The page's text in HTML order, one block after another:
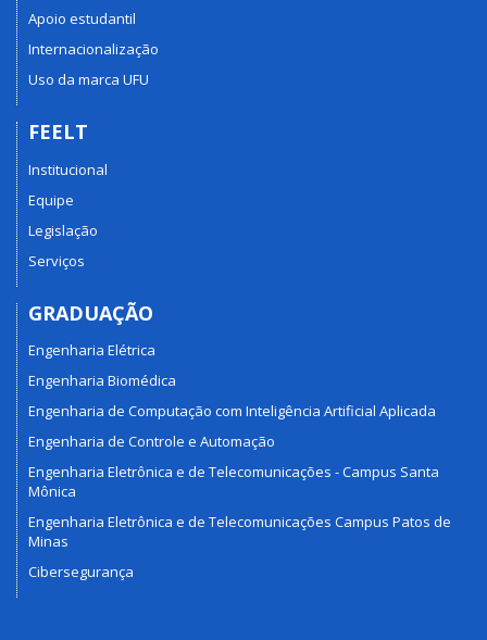
Apoio estudantil
Internacionalização
Uso da marca UFU
FEELT
Institucional
Equipe
Legislação
Serviços
GRADUAÇÃO
Engenharia Elétrica
Engenharia Biomédica
Engenharia de Computação com Inteligência Artificial Aplicada
Engenharia de Controle e Automação
Engenharia Eletrônica e de Telecomunicações - Campus Santa
Mônica
Engenharia Eletrônica e de Telecomunicações Campus Patos de
Minas
Cibersegurança